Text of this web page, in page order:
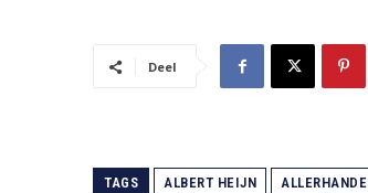
Deel
TAGS ALBERT HEIJN ALLERHANDE